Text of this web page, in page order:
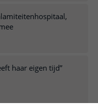
haar eigen tijd”